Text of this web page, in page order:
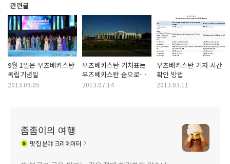
관련글
9월 1일은 우즈베키스탄
독립기념일
2013.09.05
우즈베키스탄 기차표는
우즈베키스탄 숨으로
구입할 수 있어요
2013.07.14
우즈베키스탄 기차 시간
확인 방법
2013.03.11
좀좀이의 여행
맛집분야 크리에이터